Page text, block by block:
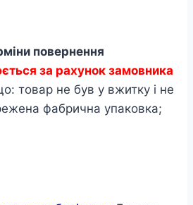
повернення
за рахунок замовника
товар не був у вжитку і не
фабрична упаковка;